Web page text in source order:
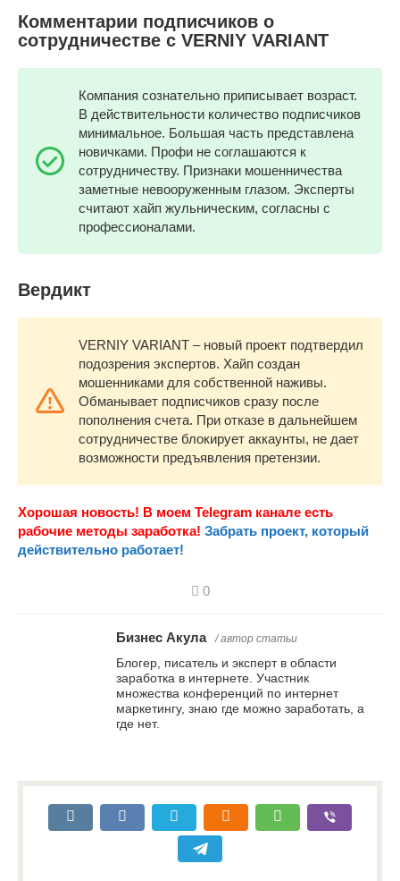
Комментарии подписчиков о
сотрудничестве с VERNIY VARIANT
Компания сознательно приписывает возраст.
В действительности количество подписчиков
минимальное. Большая часть представлена
новичками. Профи не соглашаются к
сотрудничеству. Признаки мошенничества
заметные невооруженным глазом. Эксперты
считают хайп жульническим, согласны с
профессионалами.
Вердикт
VERNIY VARIANT – новый проект подтвердил
подозрения экспертов. Хайп создан
мошенниками для собственной наживы.
Обманывает подписчиков сразу после
пополнения счета. При отказе в дальнейшем
сотрудничестве блокирует аккаунты, не дает
возможности предъявления претензии.
Хорошая новость! В моем Telegram канале есть
рабочие методы заработка! Забрать проект, который
действительно работает!
0
Бизнес Акула / автор статьи
Блогер, писатель и эксперт в области
заработка в интернете. Участник
множества конференций по интернет
маркетингу, знаю где можно заработать, а
где нет.